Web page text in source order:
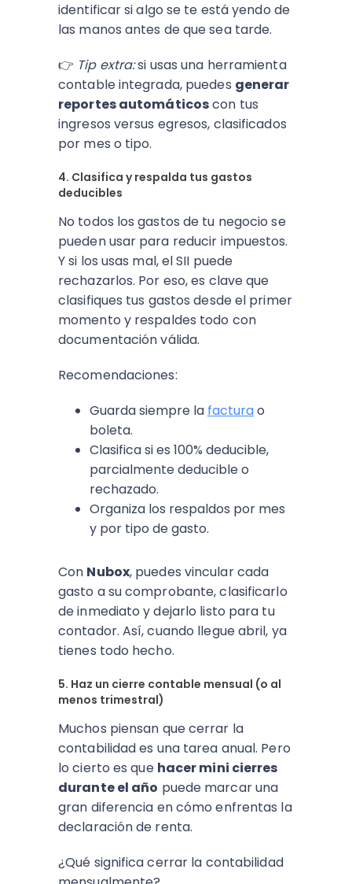
identificar si algo se te está yendo de
las manos antes de que sea tarde.
👉 Tip extra:si usas una herramienta
contable integrada, puedes generar
reportes automáticoscon tus
ingresos versus egresos, clasificados
por mes o tipo.
4. Clasifica y respalda tus gastos
deducibles
No todos los gastos de tu negocio se
pueden usar para reducir impuestos.
Y si los usas mal, el SII puede
rechazarlos. Por eso, es clave que
clasifiques tus gastos desde el primer
momento y respaldes todo con
documentación válida.
Recomendaciones:
Guarda siempre la facturao
boleta.
Clasifica si es 100% deducible,
parcialmente deducible o
rechazado.
Organiza los respaldos por mes
y por tipo de gasto.
Con Nubox, puedes vincular cada
gasto a su comprobante, clasificarlo
de inmediato y dejarlo listo para tu
contador. Así, cuando llegue abril, ya
tienes todo hecho.
5. Haz un cierre contable mensual (o al
menos trimestral)
Muchos piensan que cerrar la
contabilidad es una tarea anual. Pero
lo cierto es que hacer mini cierres
durante el año puede marcar una
gran diferencia en cómo enfrentas la
declaración de renta.
¿Qué significa cerrar la contabilidad